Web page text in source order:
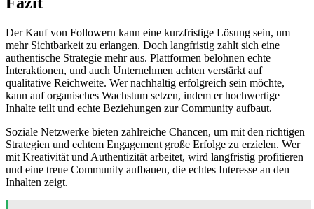
Der Kauf von Followern kann eine kurzfristige Lösung sein, um
mehr Sichtbarkeit zu erlangen. Doch langfristig zahlt sich eine
authentische Strategie mehr aus. Plattformen belohnen echte
Interaktionen, und auch Unternehmen achten verstärkt auf
qualitative Reichweite. Wer nachhaltig erfolgreich sein möchte,
kann auf organisches Wachstum setzen, indem er hochwertige
Inhalte teilt und echte Beziehungen zur Community aufbaut.
Soziale Netzwerke bieten zahlreiche Chancen, um mit den richtigen
Strategien und echtem Engagement große Erfolge zu erzielen. Wer
mit Kreativität und Authentizität arbeitet, wird langfristig profitieren
und eine treue Community aufbauen, die echtes Interesse an den
Inhalten zeigt.